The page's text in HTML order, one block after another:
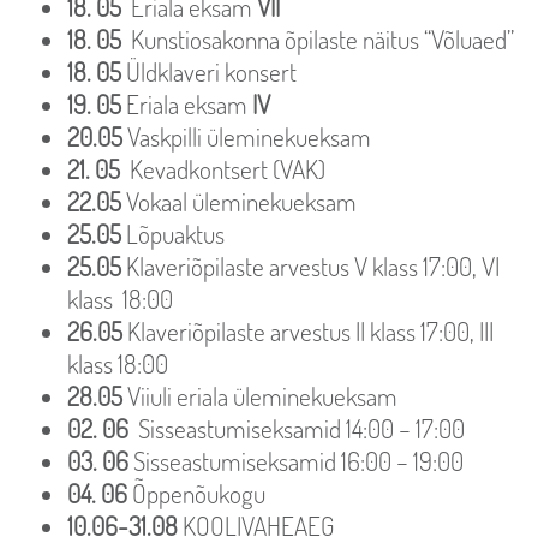
18. 05 Kunstiosakonna õpilaste näitus “Võluaed”
18. 05Üldklaveri konsert
19. 05Eriala eksam IV
20.05Vaskpilli üleminekueksam
21. 05 Kevadkontsert (VAK)
22.05Vokaal üleminekueksam
25.05Lõpuaktus
25.05Klaveriõpilaste arvestus V klass 17:00, VI
klass 18:00
26.05Klaveriõpilaste arvestus II klass 17:00, III
klass 18:00
28.05Viiuli eriala üleminekueksam
02. 06 Sisseastumiseksamid 14:00 – 17:00
03. 06Sisseastumiseksamid 16:00 – 19:00
04. 06Õppenõukogu
10.06-31.08KOOLIVAHEAEG